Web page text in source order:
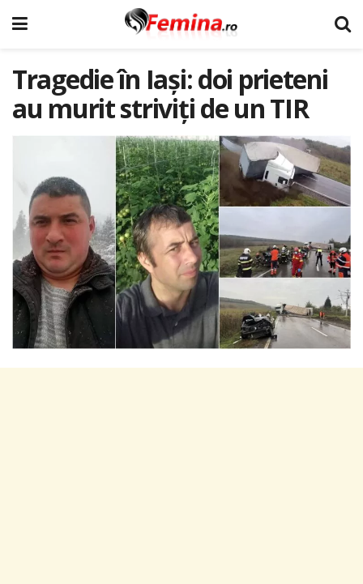
Tragedie în Iași: doi prieteni
au murit striviți de un TIR